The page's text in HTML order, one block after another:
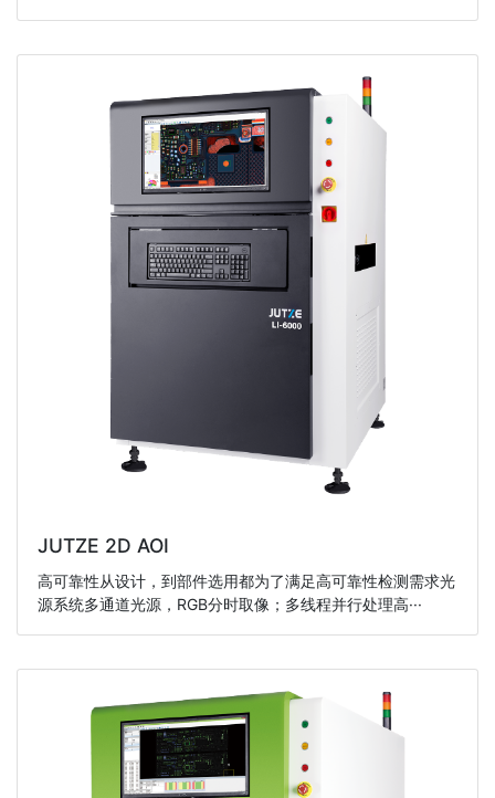
JUTZE 2D AOI
高可靠性从设计，到部件选用都为了满足高可靠性检测需求光
源系统多通道光源，RGB分时取像；多线程并行处理高···